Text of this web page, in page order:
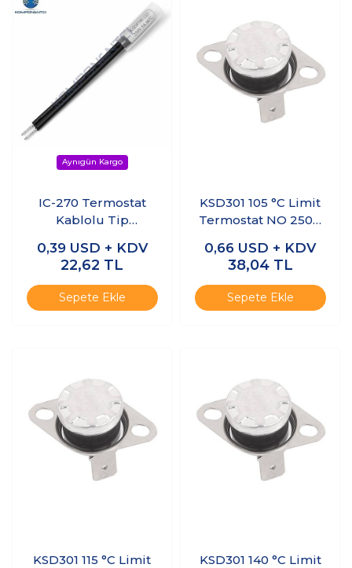
IC-270 Termostat
Kablolu Tip
KSD9700 NC 5A 60C
0,39 USD + KDV
22,62 TL
Sepete Ekle
KSD301 105 °C Limit
Termostat NO 250V
0,66 USD + KDV
38,04 TL
Sepete Ekle
KSD301 115 °C Limit
KSD301 140 °C Limit